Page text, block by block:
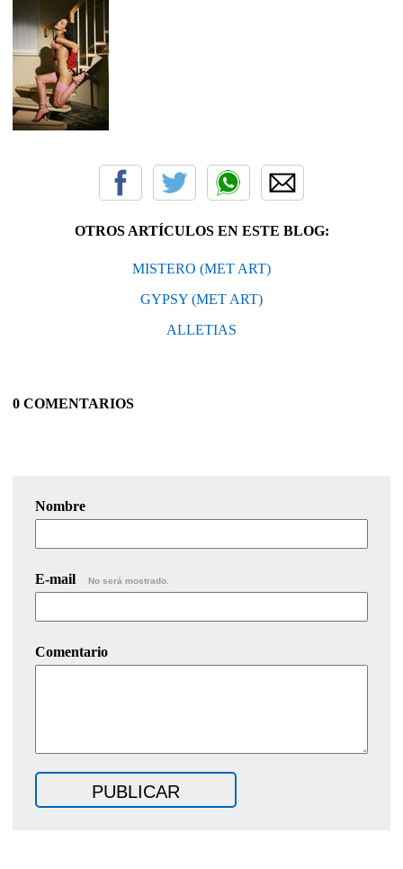
OTROS ARTÍCULOS EN ESTE BLOG:
MISTERO (MET ART)
GYPSY (MET ART)
ALLETIAS
0 COMENTARIOS
Nombre
E-mail No será mostrado.
Comentario